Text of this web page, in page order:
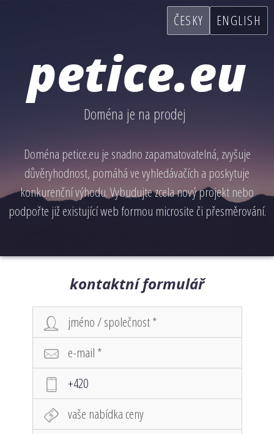
ČESKY ENGLISH
petice.eu
Doména je na prodej
Doména petice.eu je snadno zapamatovatelná, zvyšuje
důvěryhodnost, pomáhá ve vyhledávačích a poskytuje
konkurenční výhodu. Vybudujte zcela nový projekt nebo
podpořte již existující web formou microsite či přesměrování.
kontaktní formulář